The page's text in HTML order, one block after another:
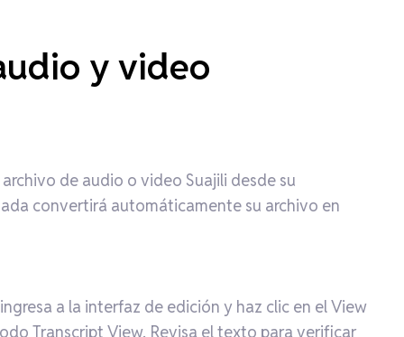
y video
de audio o video Suajili desde su
convertirá automáticamente su archivo en
a la interfaz de edición y haz clic en el View
Transcript View. Revisa el texto para verificar